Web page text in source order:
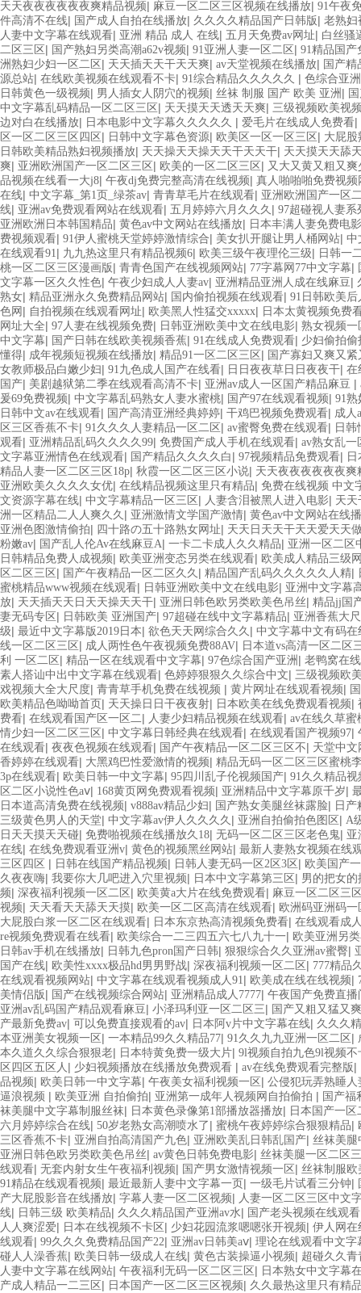
天天夜夜夜夜夜夜爽精品视频| 麻豆一区二区三区视频在线播放| 91午夜
件高清不在线| 国产成人自拍在线播放| 久久久久精品国产日韩版 | 老熟妇
人妻中文字幕在线观看| 亚洲 精品 成人 在线| 五月天免费av网址| 白丝骚
二区三区 | 国产熟妇另类高潮a62v视频| 91亚洲人妻一区二区 | 91精品国
洲熟妇少妇一区二区 | 天天插天天干天天爽| av天堂视频在线播放| 国产
源总站| 在线欧美视频在线观看不卡| 91综合精品久久久久久 | 色综合亚
日韩黄色一级视频| 男人插女人阴穴的视频| 丝袜 制服 国产 欧美 亚洲 |
中文字幕乱码精品一区二区三区 | 天天摸天天透天天爽| 三级视频欧美视
边对白在线播放| 日本电影中文字幕久久久久久 | 爱毛片在线成人免费看|
区一区二区三区四区 | 日韩中文字幕色资源| 欧美区一区一区三区 | 大屁股
日韩欧美精品熟妇视频播放| 天天操天天操天天干天天干| 天天摸天天舔
爽| 亚洲欧洲国产一区二区三区 | 欧美的一区二区三区 | 又大又黄又粗又
品视频在线看一大j8| 午夜dj免费完整高清在线视频| 真人啪啪啪免费视频
在线| 中文字幕_第1页_绿茶av| 青青草毛片在线观看| 亚洲欧洲国产一区
线| 亚洲av免费观看网站在线观看| 五月婷婷六月久久久 | 97超碰视人妻系
亚洲欧洲日本韩国精品| 黄色av中文网站在线播放| 日本丰满人妻免费电影
费视频观看| 91伊人蜜桃天堂婷婷激情综合| 美女扒开腿让男人桶网站| 中
在线观看91| 九九热这里只有精品视频6| 欧美三级午夜理伦三级| 日韩一
桃一区二区三区漫画版 | 青青色国产在线视频网站| 77字幕网77中文字幕|
文字幕一区久久性色| 午夜少妇成人人妻av| 亚洲精品亚洲人成在线麻豆|
熟女| 精品亚洲永久免费精品网站| 国内偷拍视频在线观看| 91日韩欧美后
色网 | 自拍视频在线观看网址| 欧美黑人性猛交xxxxx| 日本太黄视频免费
网址大全| 97人妻在线视频免费| 日韩亚洲欧美中文在线电影| 熟女视频一
中文字幕| 国产日韩在线欧美视频香蕉| 91在线成人免费观看| 少妇偷拍
懂得| 成年视频短视频在线播放| 精品91一区二区三区 | 国产寡妇又爽又
女教师极品白嫩少妇| 91九色成人国产在线看| 日日夜夜草日日夜夜干| 在
国产| 美剧越狱第二季在线观看高清不卡| 亚洲av成人一区国产精品麻豆 |
爰69免费视频| 中文字幕乱码熟女人妻水蜜桃| 国产97在线观看视频| 91熟
日韩中文av在线观看| 国产高清亚洲经典婷婷| 干鸡巴视频免费观看| 成人
区三区香蕉不卡| 91久久久人妻精品一区二区 | av蜜臀免费在线观看| 日韩
观看| 亚洲精品乱码久久久久99| 免费国产成人手机在线观看| av熟女乱一
文字幕亚洲情色在线观看| 国产精品久久久久白 | 97视频精品免费观看|
精品人妻一区二区三区18p| 秋霞一区二区三区小说| 天天夜夜夜夜夜夜爽
亚洲欧美久久久久女优| 在线精品视频这里只有精品| 免费在线视频 中文
文资源字幕在线| 中文字幕精品一区三区 | 人妻含泪被黑人进入电影| 天天
洲一区精品二人人爽久久 | 亚洲激情文学国产激情| 黄色av中文网站在线
亚洲色图激情偷拍| 四十路の五十路熟女网址| 天天日天天干天天爱天天
粉嫩av| 国产乱人伦Av在线麻豆A| 一卡二卡成人久久精品| 亚洲一区二区
日韩精品免费人成视频| 欧美亚洲变态另类在线观看| 欧美成人精品三级
区二区三区 | 国产午夜精品一区二区久久 | 精品国产乱码久久久久久人精|
蜜桃精品www视频在线观看| 日韩亚洲欧美中文在线电影| 亚洲中文字幕
放| 天天插天天日天天操天天干| 亚洲日韩色欧另类欧美色吊丝| 精品jj国
妻无码专区 | 日韩欧美 亚洲国产| 97超碰在线中文字幕精品| 亚洲香蕉大
级| 最近中文字幕版2019日本| 欲色天天网综合久久 | 中文字幕中文有码在
线一区二区三区 | 成人两性色午夜视频免费88AV| 日本道vs高清一区二区
利 一区二区 | 精品一区在线观看中文字幕| 97色综合国产亚洲 | 老鸭窝在
素人搭讪中出中文字幕在线观看| 色婷婷狠狠久久综合中文| 三级视频欧
戏视频大全大尺度| 青青草手机免费在线视频 | 黄片网址在线观看视频|
欧美精品色呦呦首页 | 天天操日日干夜夜射| 日本欧美在线免费观看视频|
费看| 在线观看国产区一区二| 人妻少妇精品视频在线观看| av在线久草蜜
情少妇一区二区三区 | 中文字幕日韩经典在线观看| 在线观看国产视频97|
在线观看| 夜夜色视频在线观看| 国产午夜精品一区二区三区不| 天堂中
香婷婷在线观看| 大黑鸡巴性爱激情的视频| 精品无码一区二区三区蜜桃
3p在线观看| 欧美日韩一中文字幕| 95四川乱子伦视频国产| 91久久精品视
区二区小说性色aⅴ| 168黄页网免费观看视频| 亚洲精品中文字幕原千岁|
日本道高清免费在线视频| v888av精品少妇| 国产熟女美腿丝袜露脸| 日
三级黄色男人的天堂| 中文字幕av伊人久久久久 | 亚洲自拍偷拍色图区 | A
日天天摸天天碰| 免费啪视频在线播放久18| 无码一区二区三区老色鬼| 亚
在线| 在线免费观看亚洲v| 黄色的视频黑丝网站| 最新人妻熟女视频在线
三区四区 | 日韩在线国产精品视频| 日韩人妻无码一区2区3区 | 欧美国产
久夜夜嗨| 我要你大几吧进入穴里视频| 日本中文字幕第三区 | 男的把女
频| 深夜福利视频一区二区 | 欧美黄a大片在线免费观看| 麻豆一区二区三
视频| 天天看天天舔天天摸| 欧美一区二区高清在线观看| 欧洲码亚洲码
大屁股白浆一区二区在线观看| 日本东京热高清视频免费看| 在线观看成
re视频免费观看在线看| 欧美综合一二三四五六七八九十一| 欧美亚洲另
日韩av手机在线播放| 日韩九色pron国产日韩| 狠狠综合久久亚洲av蜜臀|
国产在线| 欧美性xxxx极品hd男男野战| 深夜福利视频一区二区 | 777精品
在线观看视频网站| 中文字幕在线观看视频成人91| 欧美成在线在线视频|
美情侣版 | 国产在线视频综合网站| 亚洲精品成人7777| 午夜国产免费直播
亚洲av乱码国产精品观看麻豆| 小泽玛利亚一区二区三| 国产又粗又猛又
产最新免费av| 可以免费直接观看的av| 日本阿v片中文字幕在线| 久久久
本亚洲美女视频一区 | 一本精品99久久精品77| 91久久九九亚洲一区二区 |
本久道久久综合狠狠老| 日本特黄免费一级大片| 9l视频自拍九色9l视频不
区四区五区人 | 少妇视频播放在线播放免费观看 | av在线免费观看完整版 |
品视频| 欧美日韩一中文字幕| 午夜美女福利视频一区 | 公侵犯玩弄熟睡人
逼浪视频 | 欧美亚洲 自拍偷拍| 亚洲第一成年人视频网自拍偷拍 | 国产福
袜美腿中文字幕制服丝袜| 日本黄色录像第1部播放器播放| 日本国产一区
六月婷婷综合在线| 50岁老熟女高潮喷水了 | 蜜桃午夜婷婷综合狠狠精品|
三区香蕉不卡| 亚洲自拍高清国产九色| 亚洲欧美乱日韩乱国产| 丝袜美
亚洲日韩色欧另类欧美色吊丝| av黄色日韩免费电影| 丝袜美腿一区二区
线观看| 无套内射女生午夜福利视频| 国产男女激情视频一区 | 丝袜制服
91精品在线观看视频| 最近最新人妻中文字幕一页 | 一级毛片试看三分钟|
产大屁股影音在线播放| 字幕人妻一区二区视频| 人妻一区二区三区中文
线| 日韩三级 欧美精品| 久久久精品国产亚洲av水| 国产老头视频在线观看
人人爽涩爱| 日本在线视频不卡区 | 少妇花园流浆嗯嗯张开视频| 伊人网在
线观看| 99久久久免费精品国产22| 亚洲av日韩美aⅴ| 理论在线观看中文字
碰人人澡香蕉| 欧美日韩一级成人在线| 黄色古装操逼小视频| 超碰久久
人妻中文字幕在线网站| 午夜福利无码一区二区三区 | 日本熟女中文字幕
产成人精品一二三区 | 日本国产一区二区三区视频| 久久最热这里只有精